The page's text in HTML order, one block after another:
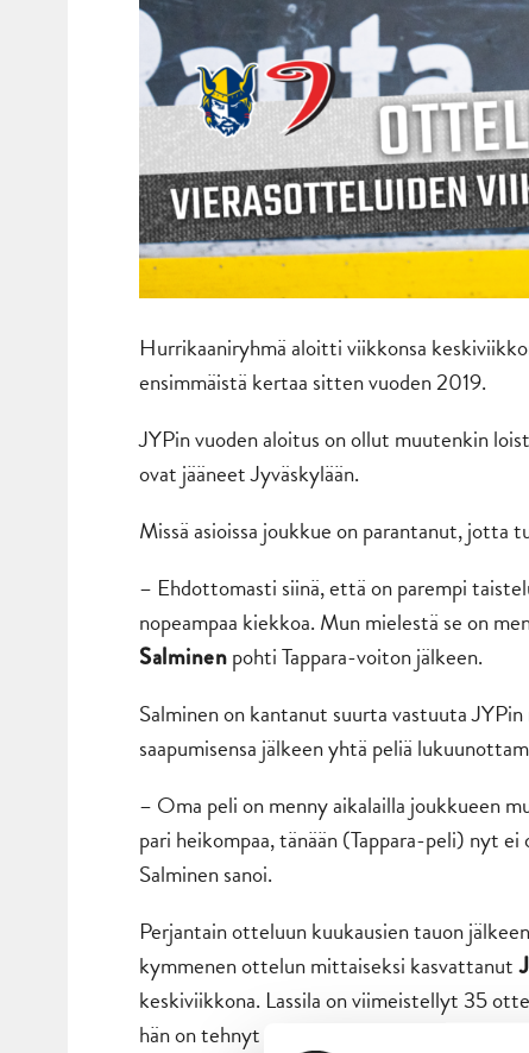
Hurrikaaniryhmä aloitti viikkonsa
ensimmäistä kertaa sitten vuoden 2019.
JYPin vuoden aloitus on ollut muutenkin
ovat jääneet Jyväskylään.
Missä asioissa joukkue on parantanut, jotta
– Ehdottomasti siinä, että on parempi
nopeampaa kiekkoa. Mun mielestä se on
Salminenpohti Tappara-voiton jälkeen.
Salminen on kantanut suurta vastuuta
saapumisensa jälkeen yhtä peliä
– Oma peli on menny aikalailla joukkueen
pari heikompaa, tänään (Tappara-peli) nyt
Salminen sanoi.
Perjantain otteluun kuukausien tauon
kymmenen ottelun mittaiseksi kasvattanut
keskiviikkona. Lassila on viimeistellyt 35
hän on tehnyt yhden maalin enemmän.